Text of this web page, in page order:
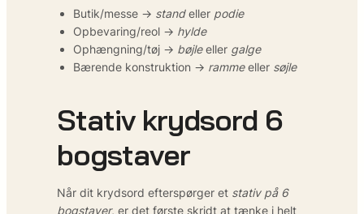
Butik/messe → standeller podie
Opbevaring/reol → hylde
Ophængning/tøj → bøjleeller galge
Bærende konstruktion → rammeeller søjle
Stativ krydsord 6
bogstaver
Når dit krydsord efterspørger et stativ på 6
bogstaver, er det første skridt at tænke i helt